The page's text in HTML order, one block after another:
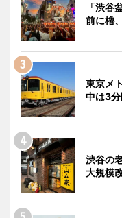
「渋
前に櫓
東京メ
中は3
渋谷の
大規模